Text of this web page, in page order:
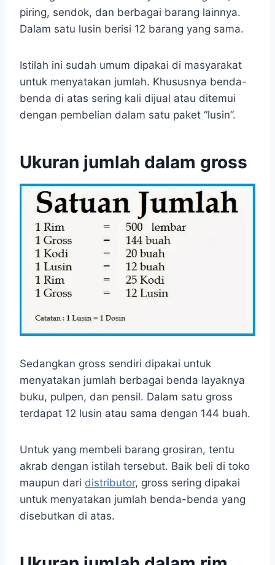
piring, sendok, dan berbagai barang lainnya.
Dalam satu lusin berisi 12 barang yang sama.
Istilah ini sudah umum dipakai di masyarakat
untuk menyatakan jumlah. Khususnya benda-
benda di atas sering kali dijual atau ditemui
dengan pembelian dalam satu paket “lusin”.
Ukuran jumlah dalam gross
Sedangkan gross sendiri dipakai untuk
menyatakan jumlah berbagai benda layaknya
buku, pulpen, dan pensil. Dalam satu gross
terdapat 12 lusin atau sama dengan 144 buah.
Untuk yang membeli barang grosiran, tentu
akrab dengan istilah tersebut. Baik beli di toko
maupun dari distributor, gross sering dipakai
untuk menyatakan jumlah benda-benda yang
disebutkan di atas.